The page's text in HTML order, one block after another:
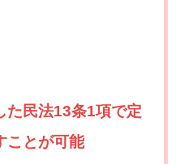
た民法13条1項で定
ことが可能